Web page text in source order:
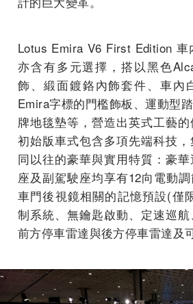
Lotus Emira V6 First Edition
亦含有多元選擇，搭以黑色
飾、緞面鍍鉻內飾套件、車內
Emira字標的門檻飾板、運動型
牌地毯墊等，營造出英式工藝
初始版車式包含多項先端科技
同以往的豪華與實用特質：豪
座及副駕駛座均享有12向電動
車門後視鏡相關的記憶預設(僅
制系統、無鑰匙啟動、定速巡航
前方停車雷達與後方停車雷達及